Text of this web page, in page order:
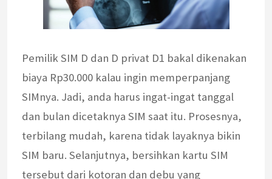
Pemilik SIM D dan D privat D1 bakal dikenakan
biaya Rp30.000 kalau ingin memperpanjang
SIMnya. Jadi, anda harus ingat-ingat tanggal
dan bulan dicetaknya SIM saat itu. Prosesnya,
terbilang mudah, karena tidak layaknya bikin
SIM baru. Selanjutnya, bersihkan kartu SIM
tersebut dari kotoran dan debu yang